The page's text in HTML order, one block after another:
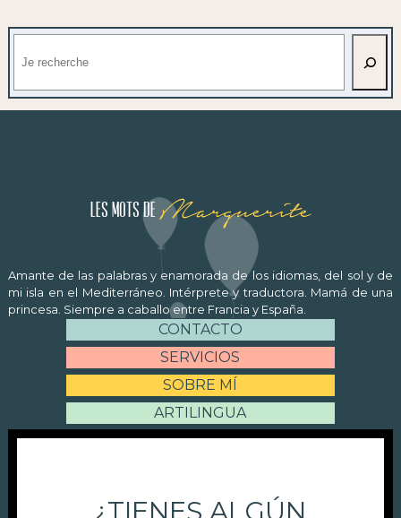
Les mots de Marguerite
Amante de las palabras y enamorada de los idiomas, del sol y de
mi isla en el Mediterráneo. Intérprete y traductora. Mamá de una
princesa. Siempre a caballo entre Francia y España.
CONTACTO
SERVICIOS
SOBRE MÍ
ARTILINGUA
¿TIENES ALGÚN